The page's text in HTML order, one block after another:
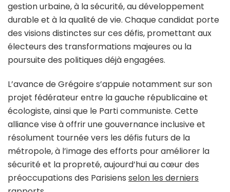
gestion urbaine, à la sécurité, au développement
durable et à la qualité de vie. Chaque candidat porte
des visions distinctes sur ces défis, promettant aux
électeurs des transformations majeures ou la
poursuite des politiques déjà engagées.
L’avance de Grégoire s’appuie notamment sur son
projet fédérateur entre la gauche républicaine et
écologiste, ainsi que le Parti communiste. Cette
alliance vise à offrir une gouvernance inclusive et
résolument tournée vers les défis futurs de la
métropole, à l’image des efforts pour améliorer la
sécurité et la propreté, aujourd’hui au cœur des
préoccupations des Parisiens selon les derniers